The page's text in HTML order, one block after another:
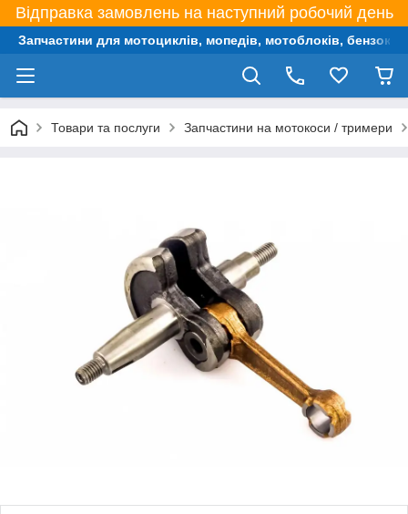
Відправка замовлень на наступний робочий день
Запчастини для мотоциклів, мопедів, мотоблоків,
Товари та послуги Запчастини на мотокоси / тримери